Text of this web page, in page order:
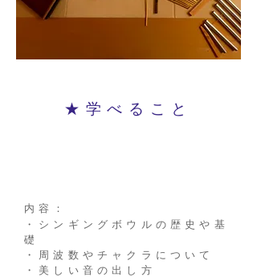
★学べること
内容：
​・シンギングボウルの歴史や基
礎
・周波数やチャクラについて
・美しい音の出し方